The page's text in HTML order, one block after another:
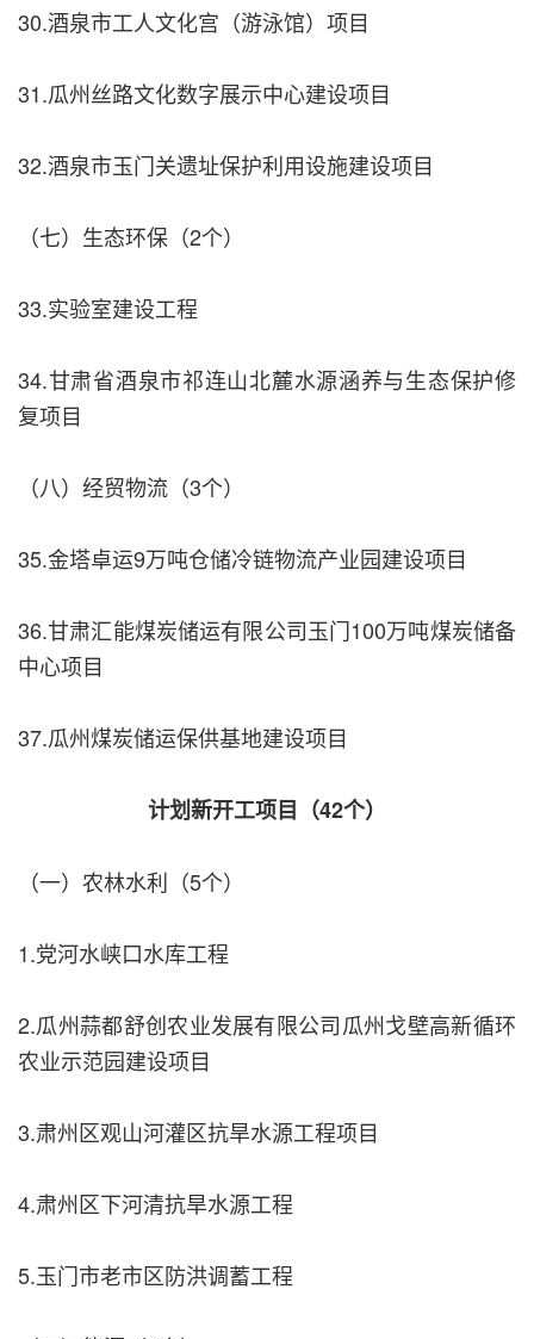
30.酒泉市工人文化宫（游泳馆）项目
31.瓜州丝路文化数字展示中心建设项目
32.酒泉市玉门关遗址保护利用设施建设项目
（七）生态环保（2个）
33.实验室建设工程
34.甘肃省酒泉市祁连山北麓水源涵养与生态保护修
复项目
（八）经贸物流（3个）
35.金塔卓运9万吨仓储冷链物流产业园建设项目
36.甘肃汇能煤炭储运有限公司玉门100万吨煤炭储备
中心项目
37.瓜州煤炭储运保供基地建设项目
计划新开工项目（42个）
（一）农林水利（5个）
1.党河水峡口水库工程
2.瓜州蒜都舒创农业发展有限公司瓜州戈壁高新循环
农业示范园建设项目
3.肃州区观山河灌区抗旱水源工程项目
4.肃州区下河清抗旱水源工程
5.玉门市老市区防洪调蓄工程